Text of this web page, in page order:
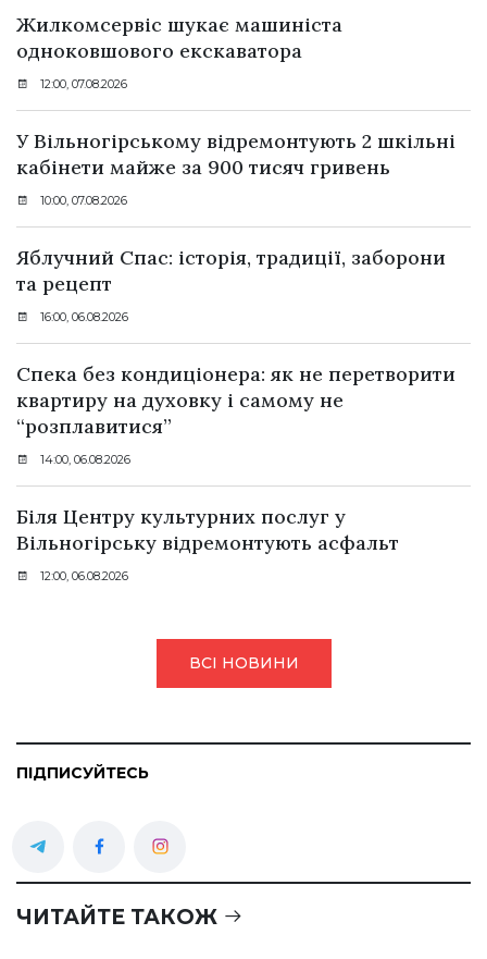
Жилкомсервіс шукає машиніста
одноковшового екскаватора
12:00, 07.08.2026
У Вільногірському відремонтують 2 шкільні
кабінети майже за 900 тисяч гривень
10:00, 07.08.2026
Яблучний Спас: історія, традиції, заборони
та рецепт
16:00, 06.08.2026
Спека без кондиціонера: як не перетворити
квартиру на духовку і самому не
“розплавитися”
14:00, 06.08.2026
Біля Центру культурних послуг у
Вільногірську відремонтують асфальт
12:00, 06.08.2026
ВСІ НОВИНИ
ПІДПИСУЙТЕСЬ
ЧИТАЙТЕ ТАКОЖ